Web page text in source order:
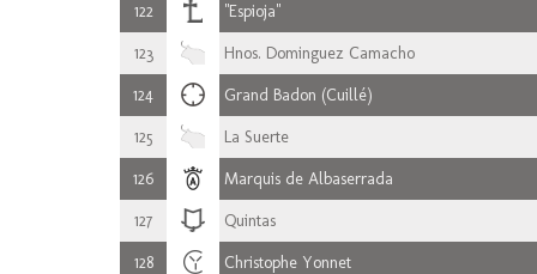
122 "Espioja"
123 Hnos. Dominguez Camacho
124 Grand Badon (Cuillé)
125 La Suerte
126 Marquis de Albaserrada
127 Quintas
128 Christophe Yonnet